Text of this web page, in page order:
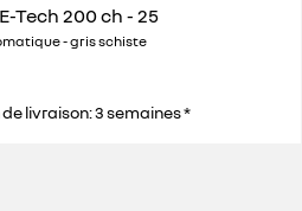
Tech 200 ch - 25
- gris schiste
livraison: 3 semaines *